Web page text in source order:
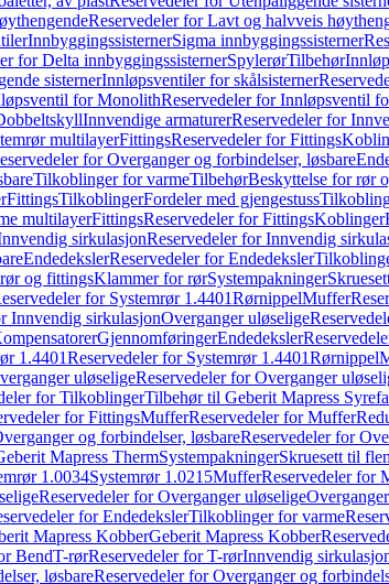
Reservedeler for Lavt og halvveis
InnbyggingssisternerSigma innbyggingssisterner
for Delta innbyggingssisternerSpylerørTilbehør
sisternerInnløpsventiler for skålsisterner
for MonolithReservedeler for Innløpsventil
Innvendige armaturerReservedeler for
multilayerFittingsReservedeler for Fittings
for Overganger og forbindelser, løsbare
Tilkoblinger for varmeTilbehørBeskyttelse for rør
FittingsTilkoblingerFordeler med gjengestuss
multilayerFittingsReservedeler for FittingsKoblinger
sirkulasjonReservedeler for Innvendig
EndedekslerReservedeler for Endedeksler
og fittingsKlammer for rørSystempakninger
for Systemrør 1.4401RørnippelMuffer
Innvendig sirkulasjonOverganger uløselige
GjennomføringerEndedeksler
1.4401Reservedeler for Systemrør 1.4401Rørnippel
uløseligeReservedeler for Overganger
for TilkoblingerTilbehør til Geberit Mapress
for FittingsMufferReservedeler for Muffer
og forbindelser, løsbareReservedeler for
Mapress ThermSystempakningerSkruesett til
1.0034Systemrør 1.0215MufferReservedeler for
Reservedeler for Overganger uløselige
for EndedekslerTilkoblinger for varme
Mapress KobberGeberit Mapress Kobber
BendT-rørReservedeler for T-rørInnvendig
løsbareReservedeler for Overganger og